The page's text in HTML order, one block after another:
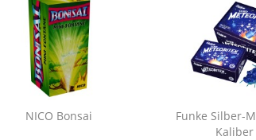
NICO Bonsai
Funke Silber-
Kaliber